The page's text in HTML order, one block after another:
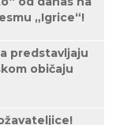
„Igrice“!
predstavljaju
običaju